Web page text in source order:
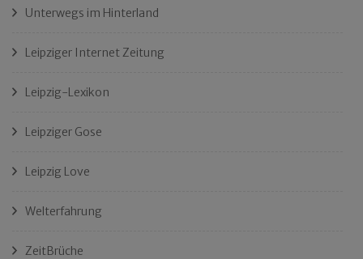
Unterwegs im Hinterland
Leipziger Internet Zeitung
Leipzig-Lexikon
Leipziger Gose
Leipzig Love
Welterfahrung
ZeitBrüche